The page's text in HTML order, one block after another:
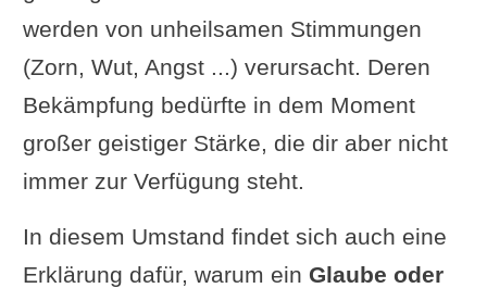
werden von unheilsamen Stimmungen
(Zorn, Wut, Angst ...) verursacht. Deren
Bekämpfung bedürfte in dem Moment
großer geistiger Stärke, die dir aber nicht
immer zur Verfügung steht.
In diesem Umstand findet sich auch eine
Erklärung dafür, warum ein Glaube oder